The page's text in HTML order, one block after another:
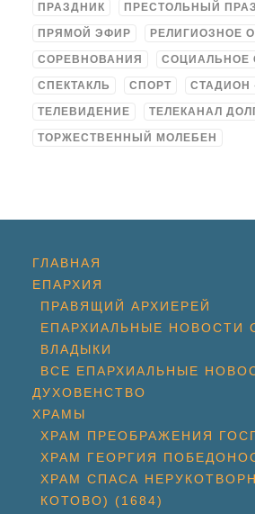
ПРАЗДНИК ПРЕСТОЛЬНЫЙ
ПРЯМОЙ ЭФИР РЕЛИГИОЗНОЕ
СОРЕВНОВАНИЯ СОЦИАЛЬНОЕ
СПЕКТАКЛЬ СПОРТ СТАДИОН
ТЕЛЕВИДЕНИЕ ТЕЛЕКАНАЛ
ТОРЖЕСТВЕННЫЙ МОЛЕБЕН
ГЛАВНАЯ
ЕПАРХИЯ
ПРАВЯЩИЙ АРХИЕРЕЙ
ЕПАРХИАЛЬНЫЕ НОВОСТИ
ВЛАДЫКИ
ВСЕ ЕПАРХИАЛЬНЫЕ
ДУХОВЕНСТВО
ХРАМЫ
ХРАМ ПРЕОБРАЖЕНИЯ
ХРАМ ГЕОРГИЯ
ХРАМ СПАСА
КОТОВО) (1684)